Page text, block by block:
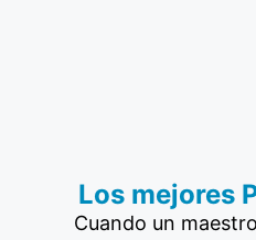
Los mejores
Cuando un